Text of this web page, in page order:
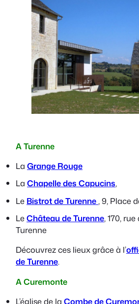
A Turenne
La Grange Rouge
La Chapelle des Capucins,
Le Bistrot de Turenne, 9, Place
LeChâteau de Turenne, 170,
Turenne
Découvrez ces lieux grâce à l’
de Turenne.
A Curemonte
L’église de la Combe de